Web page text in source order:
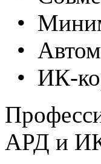
•
•
• ИК-
АРД и